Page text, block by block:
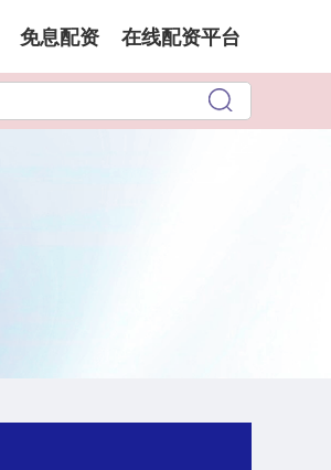
免息配资 在线配资平台